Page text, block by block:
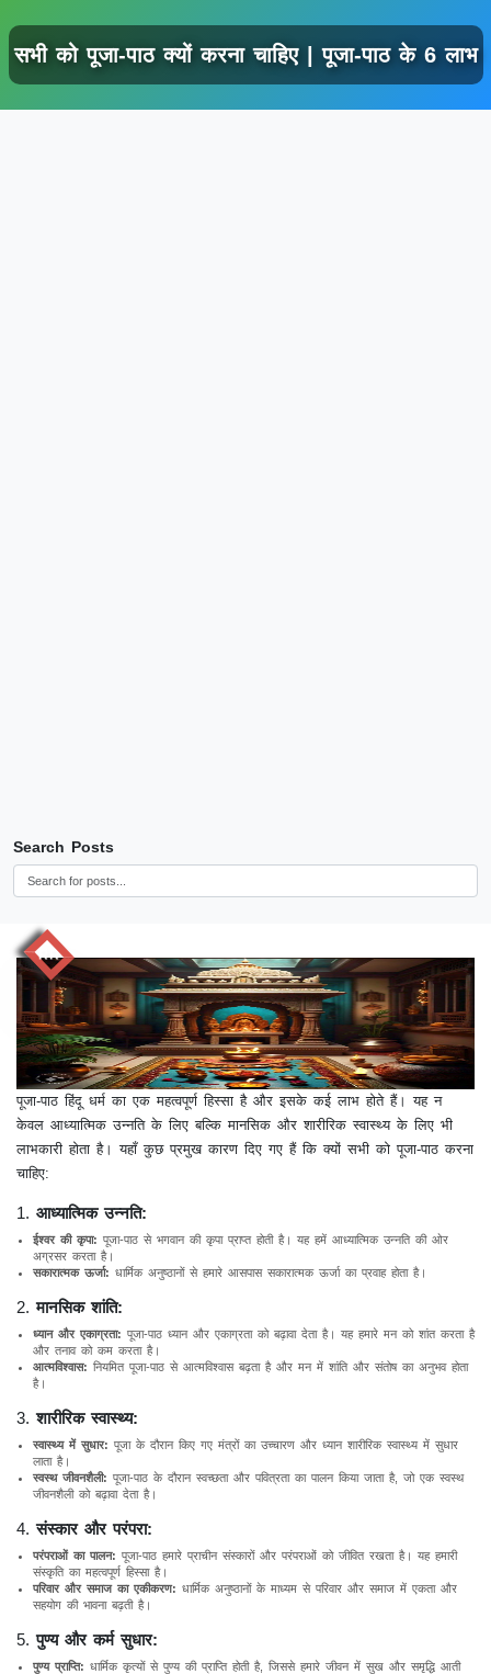
सभी को पूजा-पाठ क्यों करना चाहिए | पूजा-पाठ के 6 लाभ
RR
Search Posts
पूजा-पाठ हिंदू धर्म का एक महत्वपूर्ण हिस्सा है और इसके कई लाभ होते हैं। यह न
केवल आध्यात्मिक उन्नति के लिए बल्कि मानसिक और शारीरिक स्वास्थ्य के लिए भी
लाभकारी होता है। यहाँ कुछ प्रमुख कारण दिए गए हैं कि क्यों सभी को पूजा-पाठ करना
चाहिए:
1. आध्यात्मिक उन्नति:
ईश्वर की कृपा: पूजा-पाठ से भगवान की कृपा प्राप्त होती है। यह हमें आध्यात्मिक उन्नति की ओर
अग्रसर करता है।
सकारात्मक ऊर्जा: धार्मिक अनुष्ठानों से हमारे आसपास सकारात्मक ऊर्जा का प्रवाह होता है।
2.मानसिक शांति:
ध्यान और एकाग्रता: पूजा-पाठ ध्यान और एकाग्रता को बढ़ावा देता है। यह हमारे मन को शांत करता है
और तनाव को कम करता है।
आत्मविश्वास: नियमित पूजा-पाठ से आत्मविश्वास बढ़ता है और मन में शांति और संतोष का अनुभव होता
है।
3.शारीरिक स्वास्थ्य:
स्वास्थ्य में सुधार: पूजा के दौरान किए गए मंत्रों का उच्चारण और ध्यान शारीरिक स्वास्थ्य में सुधार
लाता है।
स्वस्थ जीवनशैली: पूजा-पाठ के दौरान स्वच्छता और पवित्रता का पालन किया जाता है, जो एक स्वस्थ
जीवनशैली को बढ़ावा देता है।
4.संस्कार और परंपरा:
परंपराओं का पालन: पूजा-पाठ हमारे प्राचीन संस्कारों और परंपराओं को जीवित रखता है। यह हमारी
संस्कृति का महत्वपूर्ण हिस्सा है।
परिवार और समाज का एकीकरण: धार्मिक अनुष्ठानों के माध्यम से परिवार और समाज में एकता और
सहयोग की भावना बढ़ती है।
5.पुण्य और कर्म सुधार:
पुण्य प्राप्ति: धार्मिक कृत्यों से पुण्य की प्राप्ति होती है, जिससे हमारे जीवन में सुख और समृद्धि आती